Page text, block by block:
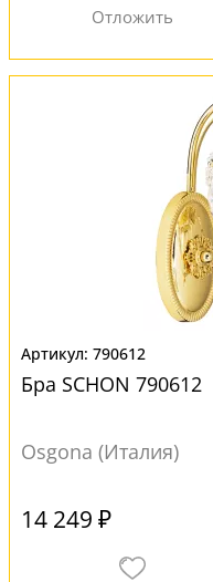
790612
Бра SCHON 790612
Osgona (Италия)
14 249 ₽